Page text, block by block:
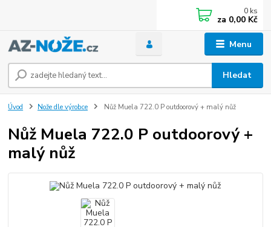
Menu
Hledat
0 ks
za 0,00 Kč
Úvod Nože dle výrobce Nůž Muela 722.0 P outdoorový + malý nůž
Nůž Muela 722.0 P outdoorový +
malý nůž